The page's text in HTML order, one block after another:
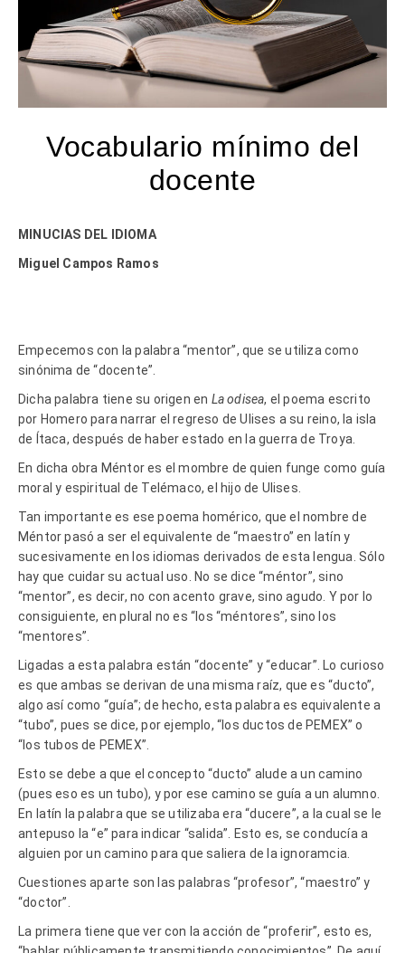
Vocabulario mínimo del
docente
MINUCIAS DEL IDIOMA
Miguel Campos Ramos
Empecemos con la palabra “mentor”, que se utiliza como
sinónima de “docente”.
Dicha palabra tiene su origen en La odisea, el poema escrito
por Homero para narrar el regreso de Ulises a su reino, la isla
de Ítaca, después de haber estado en la guerra de Troya.
En dicha obra Méntor es el mombre de quien funge como guía
moral y espiritual de Telémaco, el hijo de Ulises.
Tan importante es ese poema homérico, que el nombre de
Méntor pasó a ser el equivalente de “maestro” en latín y
sucesivamente en los idiomas derivados de esta lengua. Sólo
hay que cuidar su actual uso. No se dice “méntor”, sino
“mentor”, es decir, no con acento grave, sino agudo. Y por lo
consiguiente, en plural no es “los “méntores”, sino los
“mentores”.
Ligadas a esta palabra están “docente” y “educar”. Lo curioso
es que ambas se derivan de una misma raíz, que es “ducto”,
algo así como “guía”; de hecho, esta palabra es equivalente a
“tubo”, pues se dice, por ejemplo, “los ductos de PEMEX” o
“los tubos de PEMEX”.
Esto se debe a que el concepto “ducto” alude a un camino
(pues eso es un tubo), y por ese camino se guía a un alumno.
En latín la palabra que se utilizaba era “ducere”, a la cual se le
antepuso la “e” para indicar “salida”. Esto es, se conducía a
alguien por un camino para que saliera de la ignoramcia.
Cuestiones aparte son las palabras “profesor”, “maestro” y
“doctor”.
La primera tiene que ver con la acción de “proferir”, esto es,